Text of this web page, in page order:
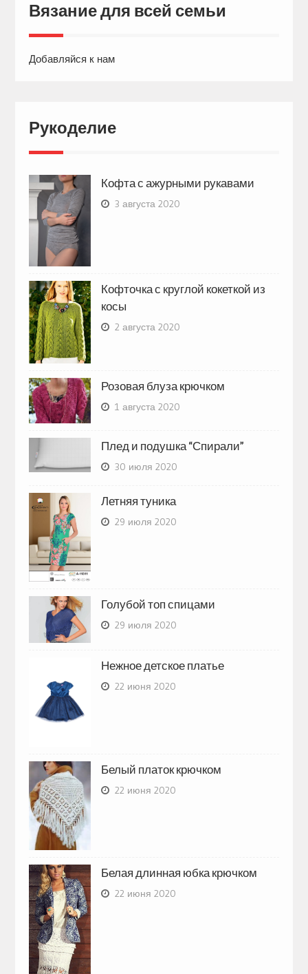
Вязание для всей семьи
Добавляйся к нам
Рукоделие
Кофта с ажурными рукавами
3 августа 2020
Кофточка с круглой кокеткой из
косы
2 августа 2020
Розовая блуза крючком
1 августа 2020
Плед и подушка “Спирали”
30 июля 2020
Летняя туника
29 июля 2020
Голубой топ спицами
29 июля 2020
Нежное детское платье
22 июня 2020
Белый платок крючком
22 июня 2020
Белая длинная юбка крючком
22 июня 2020